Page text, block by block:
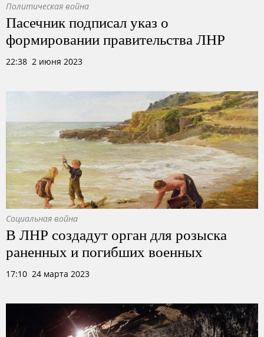
Политическая война
Пасечник подписал указ о
формировании правительства ЛНР
22:38 2 июня 2023
Социальная война
В ЛНР создадут орган для розыска
раненных и погибших военных
17:10 24 марта 2023